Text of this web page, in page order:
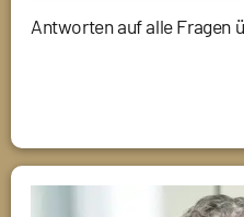
Antworten auf alle Fragen